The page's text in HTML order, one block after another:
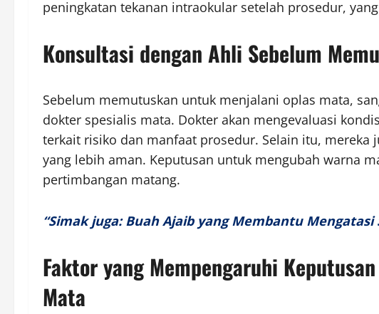
peningkatan tekanan intraokular setelah prosedur,
Konsultasi dengan Ahli Sebelum
Sebelum memutuskan untuk menjalani oplas mata,
dokter spesialis mata. Dokter akan mengevaluasi
terkait risiko dan manfaat prosedur. Selain itu, mereka
yang lebih aman. Keputusan untuk mengubah warna
pertimbangan matang.
“Simak juga: Buah Ajaib yang Membantu
Faktor yang Mempengaruhi
Mata